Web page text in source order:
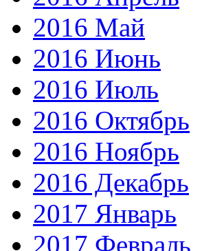
2016 Май
2016 Июнь
2016 Июль
2016 Октябрь
2016 Ноябрь
2016 Декабрь
2017 Январь
2017 Февраль